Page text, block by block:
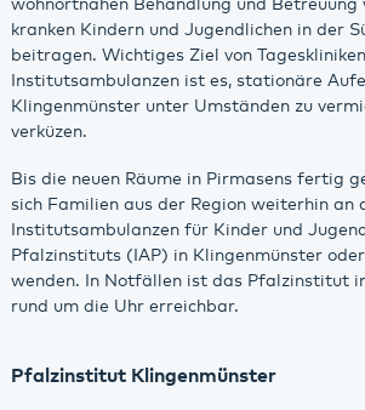
wohnortnahen Behandlung und Betreuung
kranken Kindern und Jugendlichen in der
beitragen. Wichtiges Ziel von
Institutsambulanzen ist es, stationäre
Klingenmünster unter Umständen zu
verküzen.
Bis die neuen Räume in Pirmasens fertig
sich Familien aus der Region weiterhin an
Institutsambulanzen für Kinder und
Pfalzinstituts (IAP) in Klingenmünster
wenden. In Notfällen ist das Pfalzinstitut
rund um die Uhr erreichbar.
Pfalzinstitut Klingenmünster